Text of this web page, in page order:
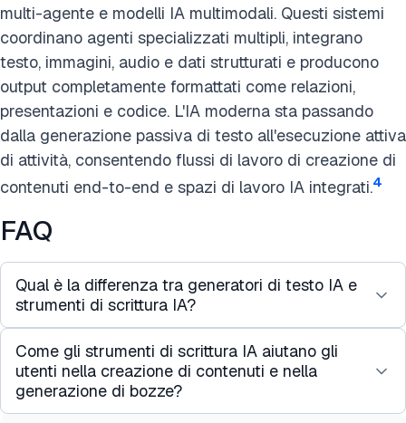
multi-agente e modelli IA multimodali. Questi sistemi
coordinano agenti specializzati multipli, integrano
testo, immagini, audio e dati strutturati e producono
output completamente formattati come relazioni,
presentazioni e codice. L'IA moderna sta passando
dalla generazione passiva di testo all'esecuzione attiva
di attività, consentendo flussi di lavoro di creazione di
contenuti end-to-end e spazi di lavoro IA integrati.4
FAQ
Qual è la differenza tra generatori di testo IA e
strumenti di scrittura IA?
La differenza non è assoluta. Molti strumenti
moderni combinano entrambe le funzioni.
I generatori di testosi concentrano sulla
Come gli strumenti di scrittura IA aiutano gli
utenti nella creazione di contenuti e nella
generazione di bozze?